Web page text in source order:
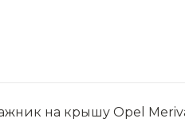
на крышу Opel